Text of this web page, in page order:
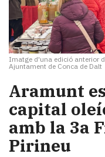
Imatge d'una edició anterior
Ajuntament de Conca de Dalt
Aramunt
capital
amb la 3a
Pirineu